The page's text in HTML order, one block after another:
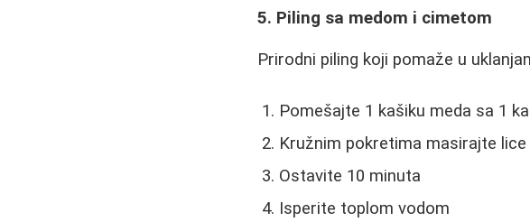
5. Piling sa medom i cimetom
Prirodni piling koji pomaže u
Pomešajte 1 kašiku meda sa 1
Kružnim pokretima masirajte
Ostavite 10 minuta
Isperite toplom vodom